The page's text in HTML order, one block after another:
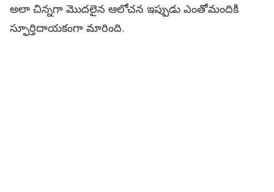
అలా చిన్నగా మొదలైన ఆలోచన ఇప్పుడు ఎంతోమందికి
స్ఫూర్తిదాయకంగా మారింది.